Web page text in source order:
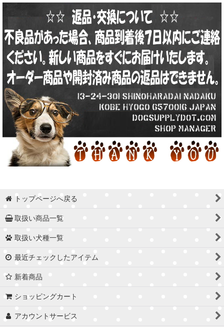
トップページへ戻る
取扱い商品一覧
取扱い犬種一覧
最近チェックしたアイテム
新着商品
ショッピングカート
アカウントサービス